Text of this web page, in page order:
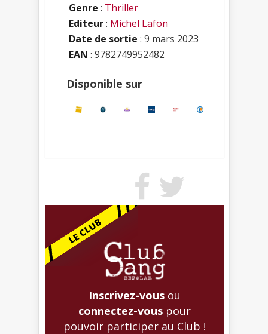
Genre : Thriller
Editeur: Michel Lafon
Date de sortie : 9 mars 2023
EAN : 9782749952482
Disponible sur
Inscrivez-vous ou
connectez-vous pour
pouvoir participer au Club !